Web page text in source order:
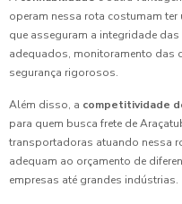
operam nessa rota costumam ter
que asseguram a integridade
adequados, monitoramento das
segurança rigorosos.
Além disso, a competitividade
para quem busca frete de
transportadoras atuando nessa
adequam ao orçamento de
empresas até grandes indústrias.